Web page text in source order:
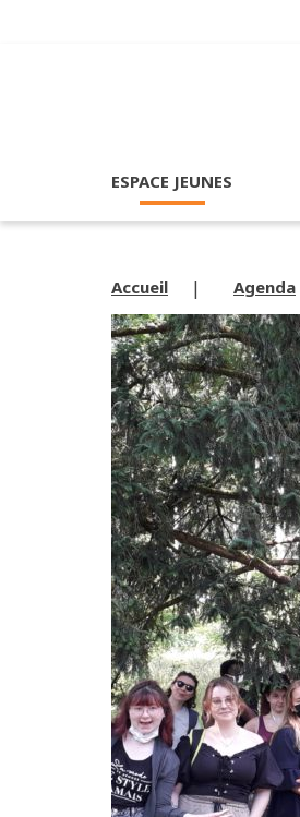
ESPACE JEUNES
Accueil Agenda